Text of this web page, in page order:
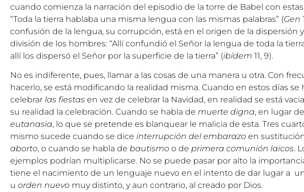
cuando comienza la narración del episodio de la torre de Babel con estas
“Toda la tierra hablaba una misma lengua con las mismas palabras” (Gen
confusión de la lengua, su corrupción, está en el origen de la dispersión
división de los hombres: “Allí confundió el Señor la lengua de toda la
allí los dispersó el Señor por la superficie de la tierra” (ibídem 11, 9).
No es indiferente, pues, llamar a las cosas de una manera u otra. Con
hacerlo, se está modificando la realidad misma. Cuando en estos días se
celebrar las fiestas en vez de celebrar la Navidad, en realidad se está
su realidad la celebración. Cuando se habla de muerte digna, en lugar de
eutanasia, lo que se pretende es blanquear le malicia de esta. Tres
mismo sucede cuando se dice interrupción del embarazo en
aborto, o cuando se habla de bautismo o de primera comunión laicos.
ejemplos podrían multiplicarse. No se puede pasar por alto la
tiene el nacimiento de un lenguaje nuevo en el intento de dar lugar a
u orden nuevo muy distinto, y aun contrario, al creado por Dios.